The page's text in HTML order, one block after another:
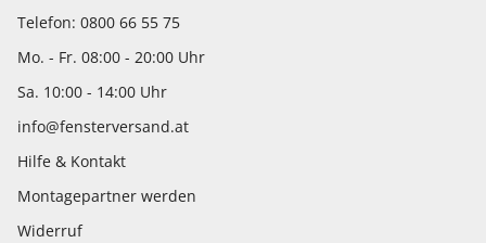
Telefon: 0800 66 55 75
Mo. - Fr. 08:00 - 20:00 Uhr
Sa. 10:00 - 14:00 Uhr
info@fensterversand.at
Hilfe & Kontakt
Montagepartner werden
Widerruf